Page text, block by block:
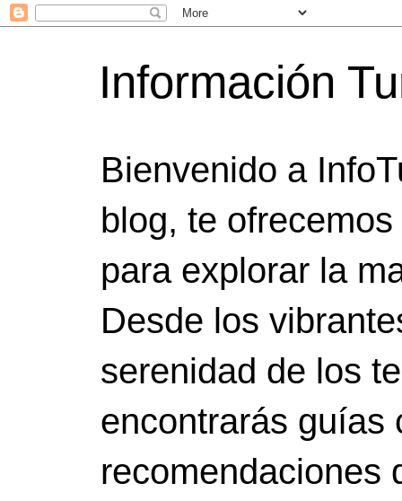
Información
Bienvenido a
blog, te
para explorar la
Desde los
serenidad de los
encontrarás guías
recomendaciones